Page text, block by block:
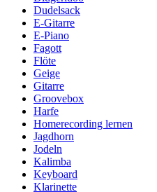
Dudelsack
E-Gitarre
E-Piano
Fagott
Flöte
Geige
Gitarre
Groovebox
Harfe
Homerecording lernen
Jagdhorn
Jodeln
Kalimba
Keyboard
Klarinette